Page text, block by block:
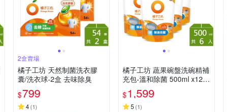
2盒賣場
橘子工坊 天然制菌洗衣膠
囊/洗衣球-2盒 去味除臭
$799
4(1)
橘子工坊 蔬果碗盤洗碗精補
充包-溫和除菌 500ml x12
包/箱
$1,599
5 (1)